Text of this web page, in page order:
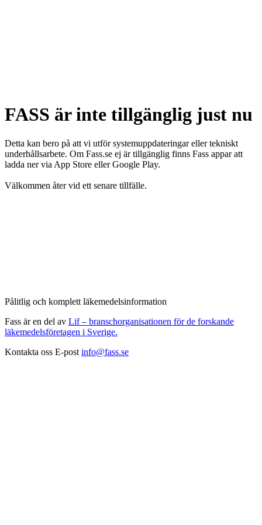
FASS är inte tillgänglig just nu
Detta kan bero på att vi utför systemuppdateringar eller tekniskt
underhållsarbete. Om Fass.se ej är tillgänglig finns Fass appar att
ladda ner via App Store eller Google Play.
Välkommen åter vid ett senare tillfälle.
Pålitlig och komplett läkemedelsinformation
Fass är en del av Lif – branschorganisationen för de forskande
läkemedelsföretagen i Sverige.
Kontakta oss E-post info@fass.se